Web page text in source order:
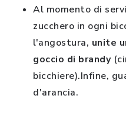
Al momento di
zucchero in ogni
l'angostura, unite
goccio di brandy
bicchiere).Infine,
d'arancia.